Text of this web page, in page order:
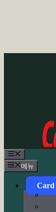
뉴
메뉴
Card